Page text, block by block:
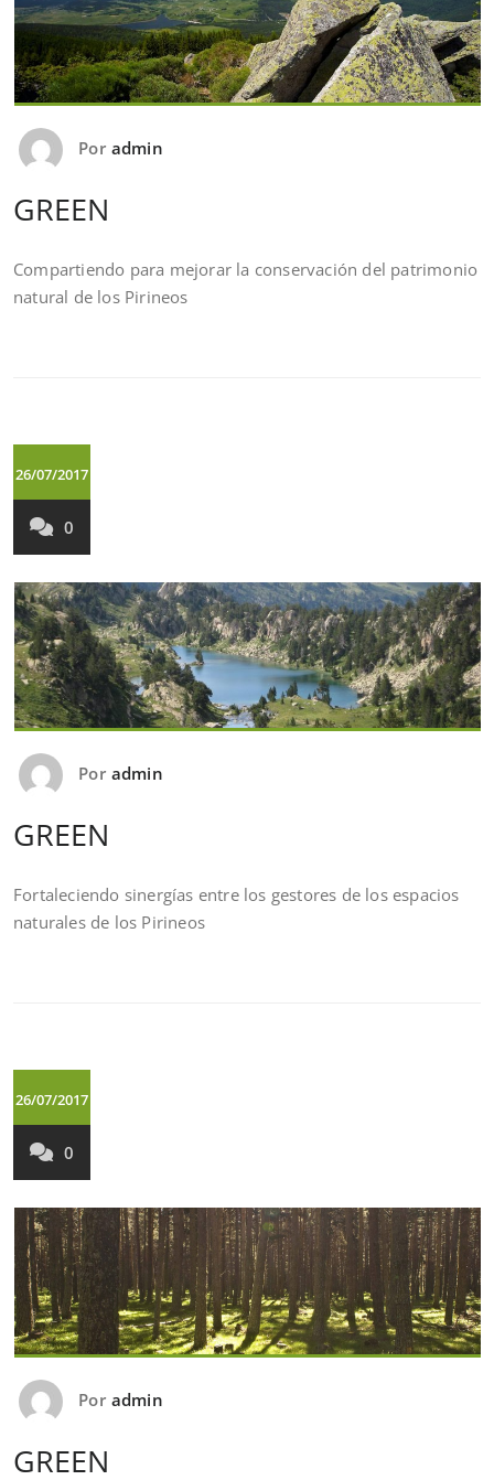
Por admin
GREEN
Compartiendo para mejorar la conservación del patrimonio
natural de los Pirineos
26/07/2017
0
Por admin
GREEN
Fortaleciendo sinergías entre los gestores de los espacios
naturales de los Pirineos
26/07/2017
0
Por admin
GREEN